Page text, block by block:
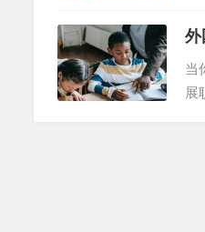
们
智
外
当
展